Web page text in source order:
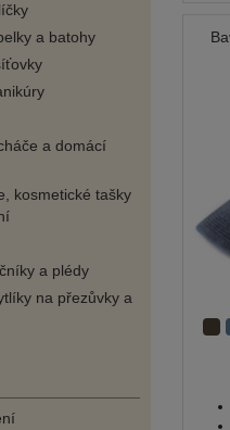
a batohy
a domácí
kosmetické tašky
a plédy
na přezůvky a